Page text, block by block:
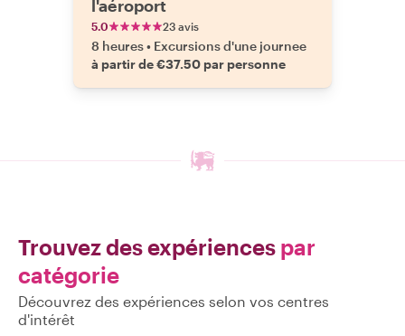
l'aéroport
5.0 23 avis
8 heures• Excursions d'une journee
à partir de €37.50 par personne
Trouvez des expériences par
catégorie
Découvrez des expériences selon vos centres
d'intérêt